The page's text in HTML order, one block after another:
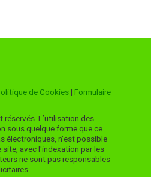
de Cookies| Formulaire
L’utilisation des
sous quelque forme que ce
électroniques, n'est possible
avec l'indexation par les
ne sont pas responsables